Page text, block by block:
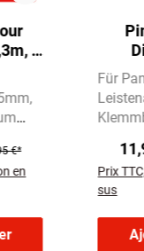
A
€*
en
Für
die
Prix
sus